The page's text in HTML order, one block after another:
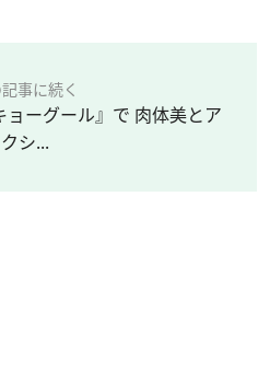
事に続く
ーグール』で 肉体美とア
クシ...